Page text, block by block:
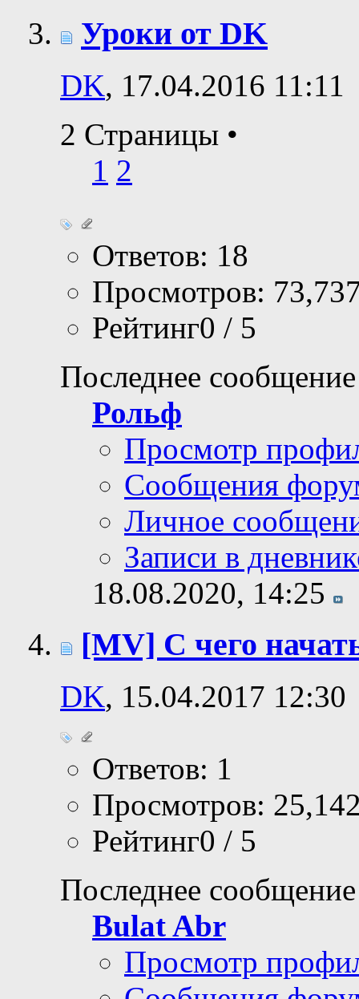
Уроки от DK
DK, 17.04.2016 11:11
2 Страницы •
1 2
Ответов: 18
Просмотров:
Рейтинг0 / 5
Последнее
Рольф
Просмотр
Сообщения
Личное
Записи в
18.08.2020, 14:25
[MV] С чего
DK, 15.04.2017 12:30
Ответов: 1
Просмотров:
Рейтинг0 / 5
Последнее
Bulat Abr
Просмотр